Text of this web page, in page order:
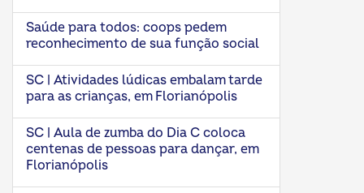
Saúde para todos: coops pedem
reconhecimento de sua função social
SC | Atividades lúdicas embalam tarde
para as crianças, em Florianópolis
SC | Aula de zumba do Dia C coloca
centenas de pessoas para dançar, em
Florianópolis